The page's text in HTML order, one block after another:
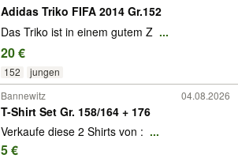
Adidas Triko FIFA 2014 Gr.152
Das Triko ist in einem gutem Z ...
20 €
152 jungen
Bannewitz 04.08.2026
T-Shirt Set Gr. 158/164 + 176
Verkaufe diese 2 Shirts von : ...
5 €